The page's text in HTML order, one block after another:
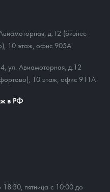
д.12 (бизнес-
10 этаж, офис 905А
ул. Авиамоторная, д.12
10 этаж, офис 911А
в РФ
18:30, пятница с 10:00 до